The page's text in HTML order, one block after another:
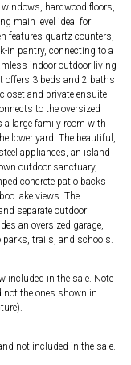
hardwood floors,
main level ideal for
features quartz counters,
in pantry, connecting to a
indoor-outdoor living
offers 3 beds and 2 baths
and private ensuite
to the oversized
a large family room with
lower yard. The beautiful,
appliances, an island
outdoor sanctuary,
concrete patio backs
lake views. The
separate outdoor
an oversized garage,
parks, trails, and schools.
included in the sale. Note
not the ones shown in
not included in the sale.